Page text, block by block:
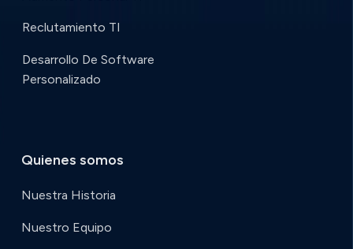
Reclutamiento TI
Desarrollo De Software
Personalizado
Quienes somos
Nuestra Historia
Nuestro Equipo